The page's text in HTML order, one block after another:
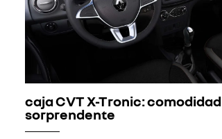
caja CVT X-Tronic: comodidad
sorprendente